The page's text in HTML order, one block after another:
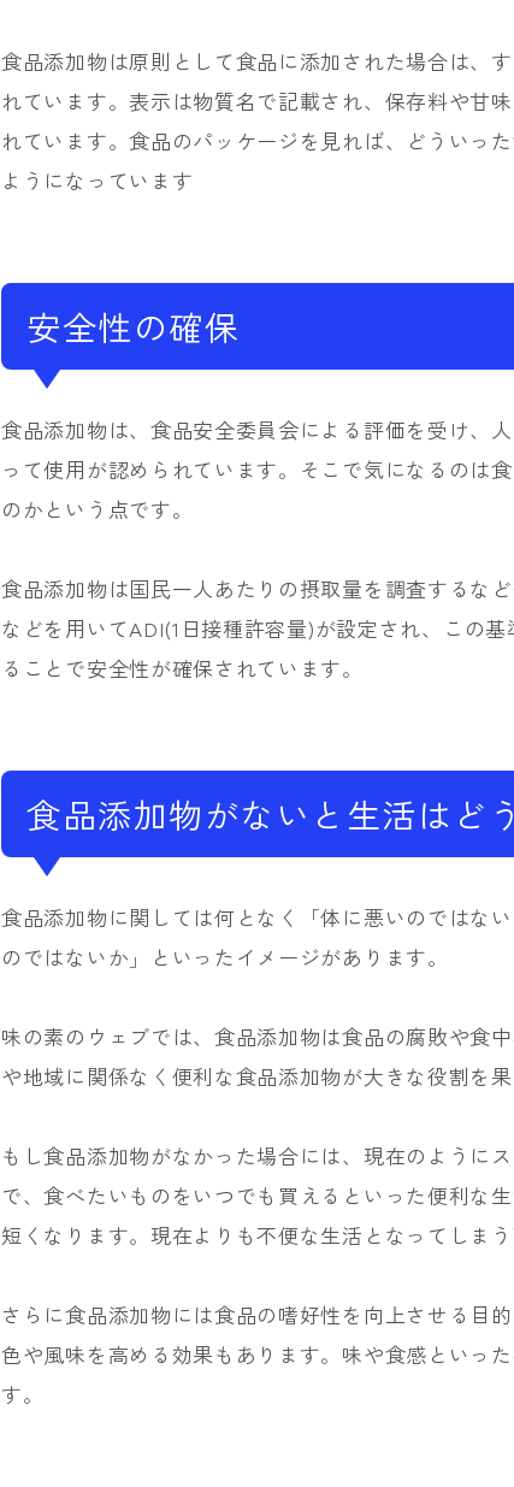
食品添加物は原則として食品に添加された場合は、
れています。表示は物質名で記載され、保存料や甘
れています。食品のパッケージを見れば、どういっ
ようになっています
安全性の確保
食品添加物は、食品安全委員会による評価を受け、
って使用が認められています。そこで気になるのは
のかという点です。
食品添加物は国民一人あたりの摂取量を調査するな
などを用いてADI(1日接種許容量)が設定され、この
ることで安全性が確保されています。
食品添加物がないと生活はど
食品添加物に関しては何となく「体に悪いのではな
のではないか」といったイメージがあります。
味の素のウェブでは、食品添加物は食品の腐敗や食
や地域に関係なく便利な食品添加物が大きな役割を
もし食品添加物がなかった場合には、現在のように
で、食べたいものをいつでも買えるといった便利な
短くなります。現在よりも不便な生活となってしま
さらに食品添加物には食品の嗜好性を向上させる目
色や風味を高める効果もあります。味や食感といっ
す。